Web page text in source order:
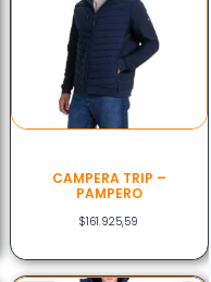
CAMPERA TRIP –
PAMPERO
$161.925,59